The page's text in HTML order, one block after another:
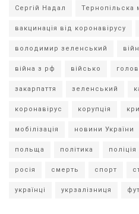
Сергій Надал Тернопільска
вакцинація від коронавірусу
володимир зеленський
війна з рф військо
закарпаття зеленський
коронавірус корупція
мобілізація новини України
польща політика поліція
росія смерть спорт
українці укрзалізниця